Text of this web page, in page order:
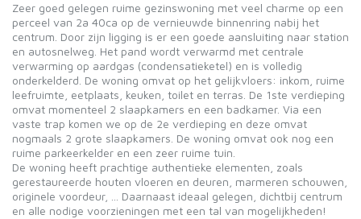
Zeer goed gelegen ruime gezinswoning met veel charme op een
perceel van 2a 40ca op de vernieuwde binnenring nabij het
centrum. Door zijn ligging is er een goede aansluiting naar station
en autosnelweg. Het pand wordt verwarmd met centrale
verwarming op aardgas (condensatieketel) en is volledig
onderkelderd. De woning omvat op het gelijkvloers: inkom, ruime
leefruimte, eetplaats, keuken, toilet en terras. De 1ste verdieping
omvat momenteel 2 slaapkamers en een badkamer. Via een
vaste trap komen we op de 2e verdieping en deze omvat
nogmaals 2 grote slaapkamers. De woning omvat ook nog een
ruime parkeerkelder en een zeer ruime tuin.
De woning heeft prachtige authentieke elementen, zoals
gerestaureerde houten vloeren en deuren, marmeren schouwen,
originele voordeur, ... Daarnaast ideaal gelegen, dichtbij centrum
en alle nodige voorzieningen met een tal van mogelijkheden!